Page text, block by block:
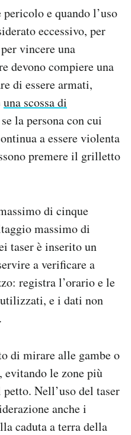
e quando l’uso
eccessivo, per
vincere una
devono compiere una
di essere armati,
una scossa di
la persona con cui
a essere violenta
premere il grilletto
di cinque
massimo di
taser è inserito un
a verificare a
registra l’orario e le
e i dati non
di mirare alle gambe o
evitando le zone più
Nell’uso del taser
anche i
caduta a terra della